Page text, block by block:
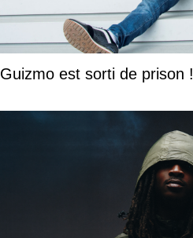
Guizmo est sorti de prison !